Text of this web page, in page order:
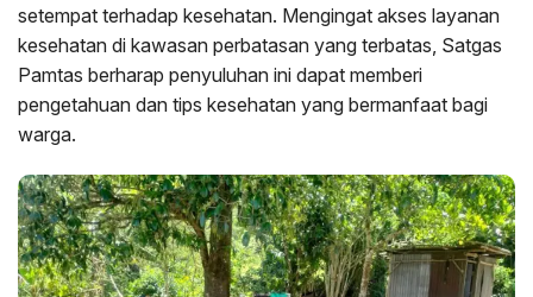
setempat terhadap kesehatan. Mengingat akses layanan
kesehatan di kawasan perbatasan yang terbatas, Satgas
Pamtas berharap penyuluhan ini dapat memberi
pengetahuan dan tips kesehatan yang bermanfaat bagi
warga.